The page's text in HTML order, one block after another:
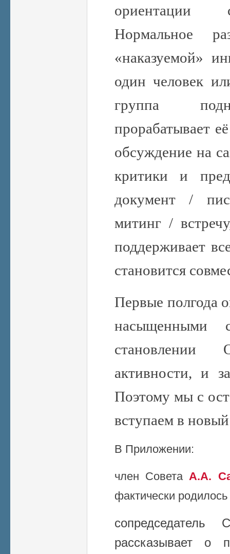
Нормальное
«наказуемой»
один человек
группа
прорабатывает
обсуждение на
критики и
документ /
митинг /
поддерживает
становится
Первые полгода
активности, и
Поэтому мы с
вступаем в
В Приложении:
член Совета А.А.
фактически
рассказывает о